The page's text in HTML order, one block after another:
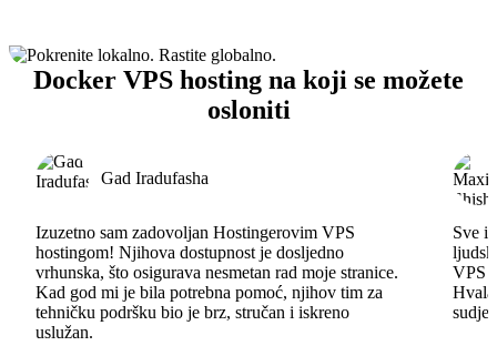
Docker VPS hosting na koji se možete
osloniti
Gad Iradufasha
Izuzetno sam zadovoljan Hostingerovim VPS
hostingom! Njihova dostupnost je dosljedno
vrhunska, što osigurava nesmetan rad moje stranice.
Kad god mi je bila potrebna pomoć, njihov tim za
tehničku podršku bio je brz, stručan i iskreno
uslužan.
Sve
VPS